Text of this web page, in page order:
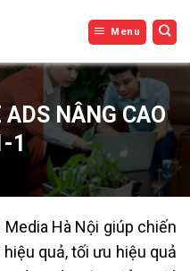
Menu
ADS NÂNG CAO
1
Hà Nội giúp chiến
quả, tối ưu hiệu quả